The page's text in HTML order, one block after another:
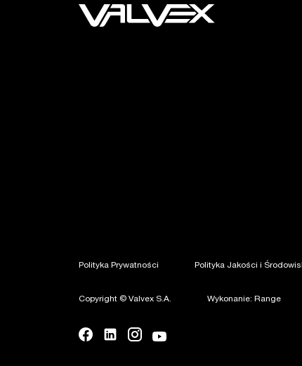
Polityka Prywatności Polityka Jakości i
Copyright © Valvex S.A. Wykonanie: Range